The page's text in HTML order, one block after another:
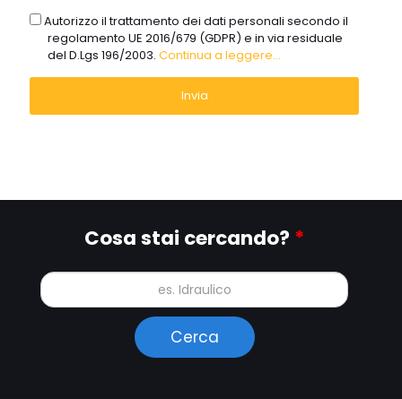
gdprAutorizzo il trattamento dei dati personali secondo il
regolamento UE 2016/679 (GDPR) e in via residuale
del D.Lgs 196/2003. Continua a leggere...
Cosa stai cercando? *